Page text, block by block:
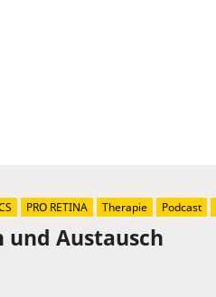
und Austausch
PRO RETINA Therapie Podcast